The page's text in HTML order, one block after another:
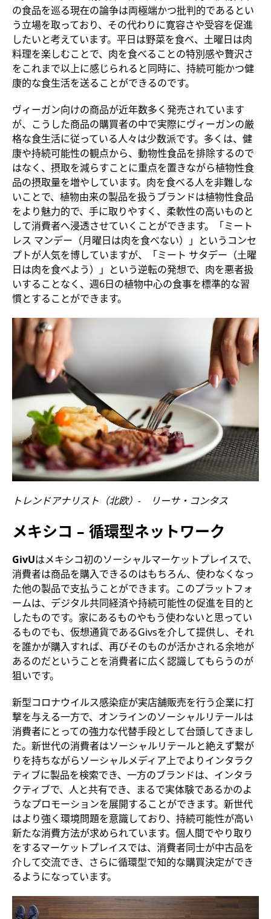
の食品を巡る現在の論争は両極端かつ批判的であるとい
う立場を取っており、その代わりに寛容さや受容を促進
したいと考えています。平日は野菜を食べ、土曜日は肉
料理を楽しむことで、肉を食べることの特別感や贅沢さ
をこれまで以上に感じられると同時に、持続可能かつ健
康的な食生活を送ることができるのです。
ヴィーガン向けの商品が近年数多く発売されています
が、こうした商品の購買者の中で実際にヴィーガンの厳
格な食生活に従っている人々は少数派です。多くは、健
康や持続可能性の観点から、動物性食品を排除するので
はなく、摂取を減らすことに重点を置きながら植物性食
品の摂取量を増やしています。肉を食べる人を非難しな
いことで、植物由来の製品を扱うブランドは植物性食品
をより魅力的で、手に取りやすく、柔軟性の高いものと
して消費者へ浸透させていくことができます。「ミート
レス マンデー（月曜日は肉を食べない）」というコンセ
プトが人気を博していますが、「ミート サタデー（土曜
日は肉を食べよう）」という逆転の発想で、肉を悪者扱
いすることなく、週6日の植物中心の食事を標準的な習
慣とすることができます。
トレンドアナリスト（北欧）- リーサ・コンタス
メキシコ – 循環型ネットワーク
GivUはメキシコ初のソーシャルマーケットプレイスで、
消費者は商品を購入できるのはもちろん、使わなくなっ
た他の製品で支払うことができます。このプラットフォ
ームは、デジタル共同経済や持続可能性の促進を目的と
したものです。家にあるものやもう使わないと思ってい
るものでも、仮想通貨であるGivsを介して提供し、それ
を誰かが購入すれば、再びそのものが活かされる余地が
あるのだということを消費者に広く認識してもらうのが
狙いです。
新型コロナウイルス感染症が実店舗販売を行う企業に打
撃を与える一方で、オンラインのソーシャルリテールは
消費者にとっての強力な代替手段として台頭してきまし
た。新世代の消費者はソーシャルリテールと絶えず繋が
りを持ちながらソーシャルメディア上でよりインタラク
ティブに製品を検索でき、一方のブランドは、インタラ
クティブで、人と共有でき、まるで実体験であるかのよ
うなプロモーションを展開することができます。新世代
はより強く環境問題を意識しており、持続可能性が高い
新たな消費方法が求められています。個人間でやり取り
をするマーケットプレイスでは、消費者同士が中古品を
介して交流でき、さらに循環型で知的な購買決定ができ
るようになっています。